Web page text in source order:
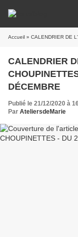
Accueil » CALENDRIER DE
CALENDRIER
DÉCEMBRE
Publié le 21/12/2020 à
Par AteliersdeMarie